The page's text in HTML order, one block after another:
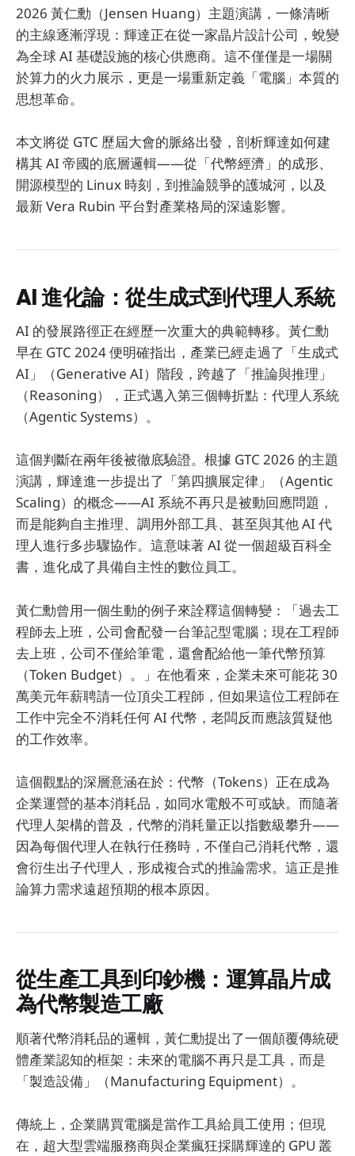
2026 黃仁勳（Jensen Huang）主題演講，一條清晰
的主線逐漸浮現：輝達正在從一家晶片設計公司，蛻變
為全球 AI 基礎設施的核心供應商。這不僅僅是一場關
於算力的火力展示，更是一場重新定義「電腦」本質的
思想革命。
本文將從 GTC 歷屆大會的脈絡出發，剖析輝達如何建
構其 AI 帝國的底層邏輯——從「代幣經濟」的成形、
開源模型的 Linux 時刻，到推論競爭的護城河，以及
最新 Vera Rubin 平台對產業格局的深遠影響。
AI 進化論：從生成式到代理人系統
AI 的發展路徑正在經歷一次重大的典範轉移。黃仁勳
早在 GTC 2024 便明確指出，產業已經走過了「生成式
AI」（Generative AI）階段，跨越了「推論與推理」
（Reasoning），正式邁入第三個轉折點：代理人系統
（Agentic Systems）。
這個判斷在兩年後被徹底驗證。根據 GTC 2026 的主題
演講，輝達進一步提出了「第四擴展定律」（Agentic
Scaling）的概念——AI 系統不再只是被動回應問題，
而是能夠自主推理、調用外部工具、甚至與其他 AI 代
理人進行多步驟協作。這意味著 AI 從一個超級百科全
書，進化成了具備自主性的數位員工。
黃仁勳曾用一個生動的例子來詮釋這個轉變：「過去工
程師去上班，公司會配發一台筆記型電腦；現在工程師
去上班，公司不僅給筆電，還會配給他一筆代幣預算
（Token Budget）。」在他看來，企業未來可能花 30
萬美元年薪聘請一位頂尖工程師，但如果這位工程師在
工作中完全不消耗任何 AI 代幣，老闆反而應該質疑他
的工作效率。
這個觀點的深層意涵在於：代幣（Tokens）正在成為
企業運營的基本消耗品，如同水電般不可或缺。而隨著
代理人架構的普及，代幣的消耗量正以指數級攀升——
因為每個代理人在執行任務時，不僅自己消耗代幣，還
會衍生出子代理人，形成複合式的推論需求。這正是推
論算力需求遠超預期的根本原因。
從生產工具到印鈔機：運算晶片成
為代幣製造工廠
順著代幣消耗品的邏輯，黃仁勳提出了一個顛覆傳統硬
體產業認知的框架：未來的電腦不再只是工具，而是
「製造設備」（Manufacturing Equipment）。
傳統上，企業購買電腦是當作工具給員工使用；但現
在，超大型雲端服務商與企業瘋狂採購輝達的 GPU 叢